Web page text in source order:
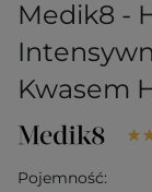
Medik8 -
Kwasem
Pojemność: